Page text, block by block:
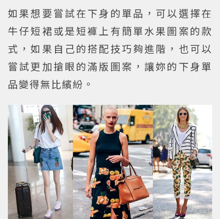
如果想要嘗試在下身的單品，可以選擇在
牛仔短裙或是短褲上有簡單水果圖案的款
式，如果自己的搭配技巧夠進階，也可以
嘗試更加搶眼的滿版圖案，讓妳的下身單
品變得無比繽紛。